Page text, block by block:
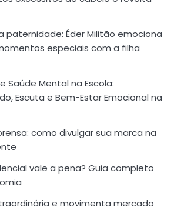
paternidade: Éder Militão emociona
especiais com a filha
Saúde Mental na Escola:
Escuta e Bem-Estar Emocional na
como divulgar sua marca na
vale a pena? Guia completo
e movimenta mercado